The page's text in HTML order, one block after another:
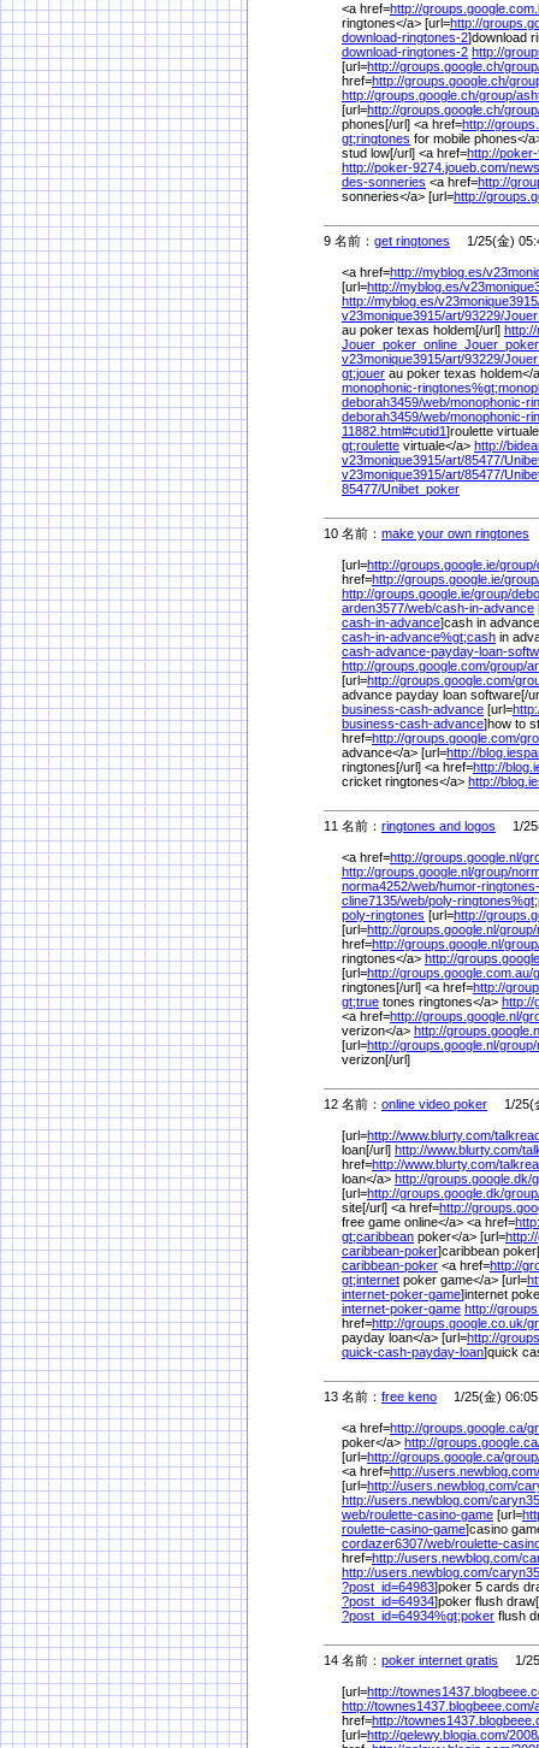
<a href=http://
ringtones</a> [url=http://
download-ringtones-2]download
download-ringtones-2 http://
[url=http://groups.google.ch/
href=http://groups.google.ch/
http://groups.google.ch/group/
[url=http://groups.google.ch/
phones[/url] <a href=http://
gt;ringtones for mobile phones</
stud low[/url] <a href=http://
http://poker-9274.joueb.com/
des-sonneries <a href=http://
sonneries</a> [url=http://
9 名前： get ringtones 1/25(金)
<a href=http://myblog.es/
[url=http://myblog.es/
http://myblog.es/
v23monique3915/art/93229/
au poker texas holdem[/url]
v23monique3915/art/93229/
gt;jouer au poker texas holdem</
monophonic-ringtones%
deborah3459/web/monophonic-
deborah3459/web/monophonic-
11882.html#cutid1]roulette
gt;roulette virtuale</a> http://
v23monique3915/art/85477/
v23monique3915/art/85477/
85477/Unibet_poker
10 名前： make your own ringtones
[url=http://groups.google.ie/group/
href=http://groups.google.ie/
http://groups.google.ie/group/
arden3577/web/cash-in-advance
cash-in-advance]cash in
cash-in-advance%gt;cash in
cash-advance-payday-loan-
http://groups.google.com/group/
[url=http://groups.google.com/
advance payday loan software[/
business-cash-advance [url=
business-cash-advance]how to
href=http://groups.google.com/
advance</a> [url=http://
ringtones[/url] <a href=http://
cricket ringtones</a> http://
11 名前： ringtones and logos 1/25(
<a href=http://groups.google.nl/
http://groups.google.nl/group/
norma4252/web/humor-
cline7135/web/poly-ringtones%
poly-ringtones [url=http://
[url=http://groups.google.nl/group/
href=http://groups.google.nl/
ringtones</a> http://
[url=http://groups.google.com.au/
ringtones[/url] <a href=http://
gt;true tones ringtones</a> http://
<a href=http://groups.google.nl/
verizon</a> http://
[url=http://groups.google.nl/group/
verizon[/url]
12 名前： online video poker 1/25(
[url=http://www.blurty.com/
loan[/url] http://www.blurty.com/
href=http://www.blurty.com/
loan</a> http://groups.google.dk/
[url=http://groups.google.dk/
site[/url] <a href=http://
free game online</a> <a href=
gt;caribbean poker</a> [url=
caribbean-poker]caribbean
caribbean-poker <a href=http://
gt;internet poker game</a> [url=
internet-poker-game]internet
internet-poker-game http://
href=http://groups.google.co.uk/
payday loan</a> [url=http://
quick-cash-payday-loan]quick
13 名前： free keno 1/25(金) 06:05
<a href=http://groups.google.ca/
poker</a> http://
[url=http://groups.google.ca/
<a href=http://users.newblog.com/
[url=http://users.newblog.com/
http://users.newblog.com/
web/roulette-casino-game [url=
roulette-casino-game]casino
cordazer6307/web/roulette-
href=http://users.newblog.com/
http://users.newblog.com/
?post_id=64983]poker 5 cards
?post_id=64934]poker flush
?post_id=64934%gt;poker flush
14 名前： poker internet gratis 1/
[url=http://
http://townes1437.blogbeee.com/
href=http://
[url=http://qelewy.blogia.com/